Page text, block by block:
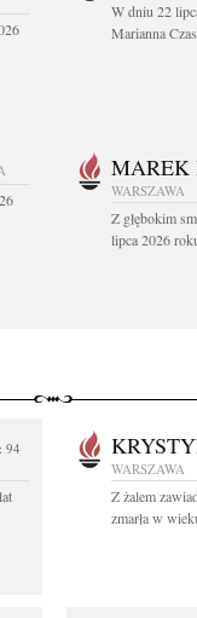
W dniu 22
Marianna
MAREK
WARSZAWA
Z głębokim
lipca 2026
94
WARSZAWA
Z żalem
zmarła w